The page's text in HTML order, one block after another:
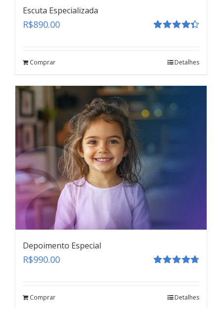
Escuta Especializada
R$890.00
Comprar Detalhes
Depoimento Especial
R$990.00
Comprar Detalhes